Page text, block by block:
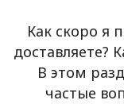
Как скоро я
доставляете?
В этом
частые